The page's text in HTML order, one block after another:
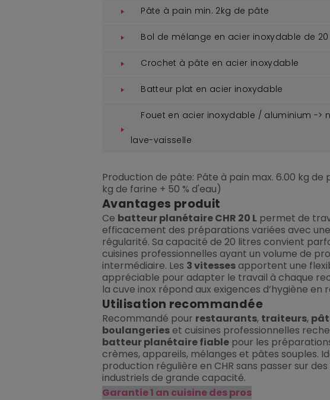
Pâte à pain min. 2kg de pâte
Bol de mélange en acier inoxydable de 20
Crochet à pâte en acier inoxydable
Batteur plat en acier inoxydable
Fouet en acier inoxydable / aluminium ->
lave-vaisselle
Production de pâte: Pâte à pain max. 6.00 kg de
kg de farine + 50 % d'eau)
Avantages produit
Ce batteur planétaire CHR 20 L permet de
efficacement des préparations variées avec
régularité. Sa capacité de 20 litres convient
cuisines professionnelles ayant un volume de
intermédiaire. Les 3 vitessesapportent une
appréciable pour adapter le travail à chaque
la cuve inox répond aux exigences d’hygiène en
Utilisation recommandée
Recommandé pour restaurants, traiteurs,
boulangerieset cuisines professionnelles
batteur planétaire fiable pour les
crèmes, appareils, mélanges et pâtes souples.
production régulière en CHR sans passer sur
industriels de grande capacité.
Garantie 1 an cuisine des pros